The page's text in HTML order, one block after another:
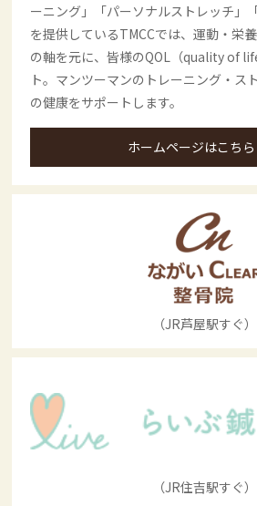
ーニング」「パーソナルストレッチ」
を提供しているTMCCでは、運動・栄
の軸を元に、皆様のQOL（quality of
ト。マンツーマンのトレーニング・ス
の健康をサポートします。
ホームページはこちら
（JR芦屋駅すぐ）
（JR住吉駅すぐ）